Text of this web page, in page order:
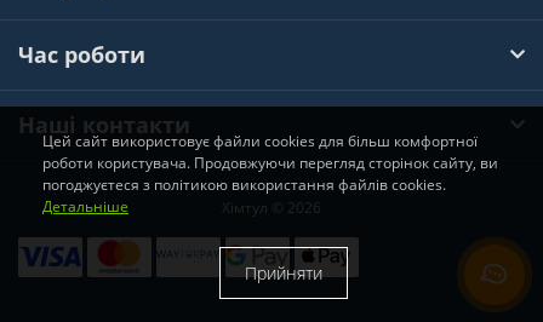
Час роботи
Наші контакти
Хімтул © 2026
Цей сайт використовує файли cookies для більш комфортної
роботи користувача. Продовжуючи перегляд сторінок сайту, ви
погоджуєтеся з політикою використання файлів cookies.
Детальніше
Прийняти